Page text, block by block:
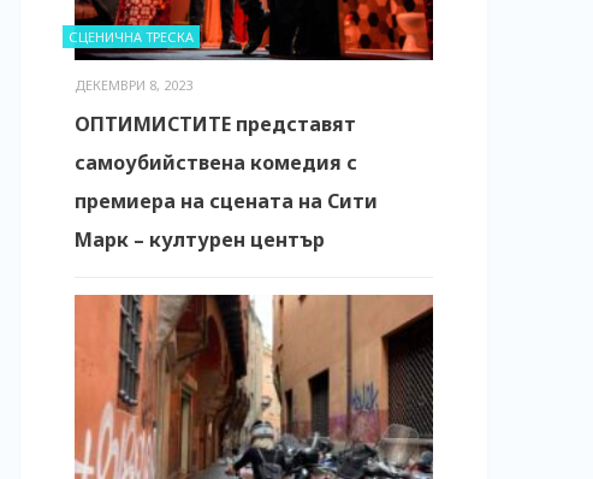
СЦЕНИЧНА ТРЕСКА
ДЕКЕМВРИ 8, 2023
ОПТИМИСТИТЕ представят
самоубийствена комедия с
премиера на сцената на Сити
Марк – културен център